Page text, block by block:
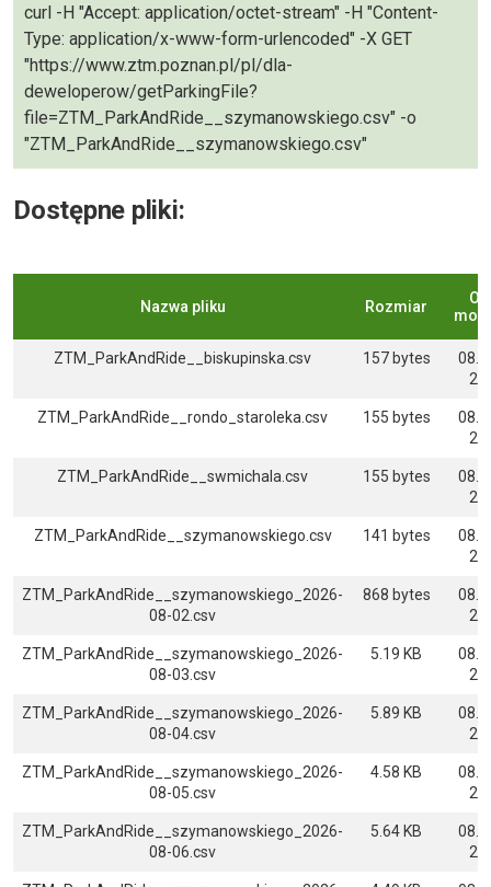
curl -H "Accept: application/octet-stream" -H "Content-
Type: application/x-www-form-urlencoded" -X GET
"https://www.ztm.poznan.pl/pl/dla-
deweloperow/getParkingFile?
file=ZTM_ParkAndRide__szymanowskiego.csv" -o
"ZTM_ParkAndRide__szymanowskiego.csv"
Dostępne pliki:
Nazwa pliku Rozmiar
ZTM_ParkAndRide__biskupinska.csv 157 bytes
ZTM_ParkAndRide__rondo_staroleka.csv 155 bytes
ZTM_ParkAndRide__swmichala.csv 155 bytes
ZTM_ParkAndRide__szymanowskiego.csv 141 bytes
ZTM_ParkAndRide__szymanowskiego_2026-
08-02.csv
868 bytes
ZTM_ParkAndRide__szymanowskiego_2026-
08-03.csv
5.19 KB
ZTM_ParkAndRide__szymanowskiego_2026-
08-04.csv
5.89 KB
ZTM_ParkAndRide__szymanowskiego_2026-
08-05.csv
4.58 KB
ZTM_ParkAndRide__szymanowskiego_2026-
08-06.csv
5.64 KB